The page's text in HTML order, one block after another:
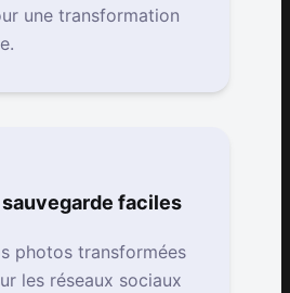
une transformation
faciles
photos transformées
les réseaux sociaux